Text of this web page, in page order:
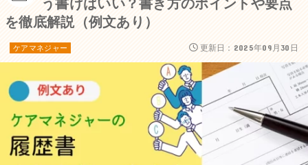
う書けばいい？書き方のポイントや要点
を徹底解説（例文あり）
ケアマネジャー 更新日：2025年09月30日